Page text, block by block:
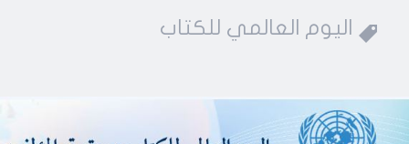
اليوم العالمي للكتاب